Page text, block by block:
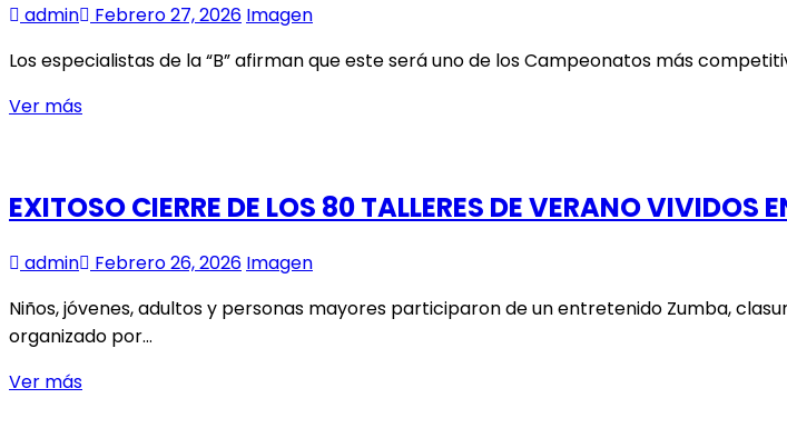
AMPLÍA
POSTULACIÓN
CONCURSO
admin Febrero 27, 2026 Imagen
Los especialistas de la “B” afirman que este será uno de los Campeonatos más
Ver másEL
CARTELERA
EXITOSO CIERRE DE LOS 80 TALLERES DE VERANO VIVIDOS
admin Febrero 26, 2026 Imagen
Niños, jóvenes, adultos y personas mayores participaron de un entretenido Zumba,
organizado por…
Ver másEXITOSO